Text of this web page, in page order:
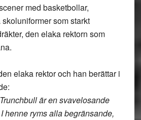
med basketbollar,
som starkt
den elaka rektorn som
elaka rektor och han berättar i
är en svavelosande
henne ryms alla begränsande,